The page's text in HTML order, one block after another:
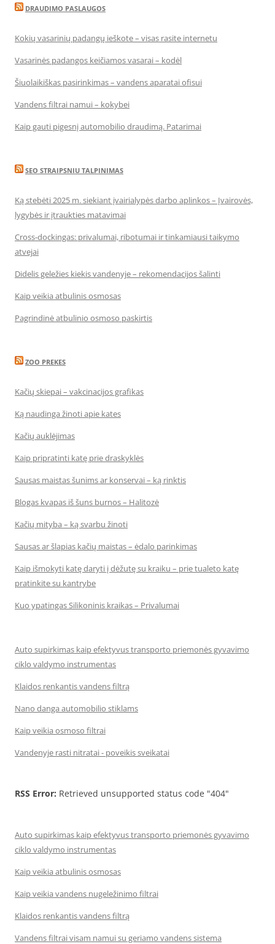
DRAUDIMO PASLAUGOS
Kokių vasarinių padangų ieškote – visas rasite internetu
Vasarinės padangos keičiamos vasarai – kodėl
Šiuolaikiškas pasirinkimas – vandens aparatai ofisui
Vandens filtrai namui – kokybei
Kaip gauti pigesnį automobilio draudimą. Patarimai
SEO STRAIPSNIU TALPINIMAS
Ką stebėti 2025 m. siekiant įvairialypės darbo aplinkos – Įvairovės,
lygybės ir įtraukties matavimai
Cross-dockingas: privalumai, ribotumai ir tinkamiausi taikymo
atvejai
Didelis geležies kiekis vandenyje – rekomendacijos šalinti
Kaip veikia atbulinis osmosas
Pagrindinė atbulinio osmoso paskirtis
ZOO PREKES
Kačių skiepai – vakcinacijos grafikas
Ką naudinga žinoti apie kates
Kačių auklėjimas
Kaip pripratinti katę prie draskyklės
Sausas maistas šunims ar konservai – ką rinktis
Blogas kvapas iš šuns burnos – Halitozė
Kačių mityba – ką svarbu žinoti
Sausas ar šlapias kačių maistas – ėdalo parinkimas
Kaip išmokyti katę daryti į dėžutę su kraiku – prie tualeto katę
pratinkite su kantrybe
Kuo ypatingas Silikoninis kraikas – Privalumai
Auto supirkimas kaip efektyvus transporto priemonės gyvavimo
ciklo valdymo instrumentas
Klaidos renkantis vandens filtrą
Nano danga automobilio stiklams
Kaip veikia osmoso filtrai
Vandenyje rasti nitratai - poveikis sveikatai
RSS Error: Retrieved unsupported status code "404"
Auto supirkimas kaip efektyvus transporto priemonės gyvavimo
ciklo valdymo instrumentas
Kaip veikia atbulinis osmosas
Kaip veikia vandens nugeležinimo filtrai
Klaidos renkantis vandens filtrą
Vandens filtrai visam namui su geriamo vandens sistema